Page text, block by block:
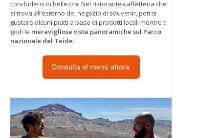
concludersi in bellezza. Nel ristorante-caffetteria che
si trova all’esterno del negozio di souvenir, potrai
gustare alcuni piatti a base di prodotti locali mentre ti
godi le meravigliose viste panoramiche sul Parco
nazionale del Teide.